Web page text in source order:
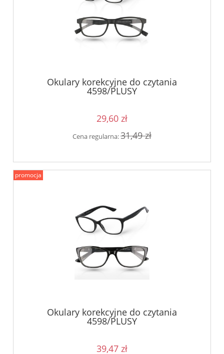
Okulary korekcyjne do czytania
4598/PLUSY
29,60 zł
Cena regularna:31,49 zł
Okulary korekcyjne do czytania
4598/PLUSY
39,47 zł
promocja